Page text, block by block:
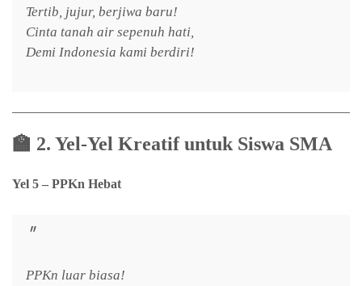
Tertib, jujur, berjiwa baru!
Cinta tanah air sepenuh hati,
Demi Indonesia kami berdiri!
🏫 2. Yel-Yel Kreatif untuk Siswa SMA
Yel 5 – PPKn Hebat
PPKn luar biasa!